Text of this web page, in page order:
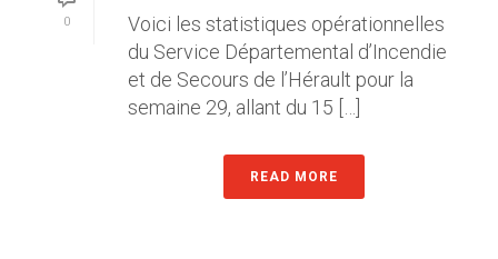
0
Voici les statistiques opérationnelles
du Service Départemental d’Incendie
et de Secours de l’Hérault pour la
semaine 29, allant du 15 […]
READ MORE